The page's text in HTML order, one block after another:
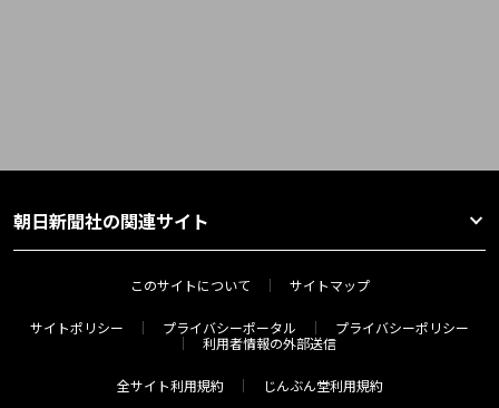
朝日新聞社の関連サイト
このサイトについて サイトマップ
サイトポリシー プライバシーポータル
プライバシーポリシー
利用者情報の外部送信
全サイト利用規約 じんぶん堂利用規約